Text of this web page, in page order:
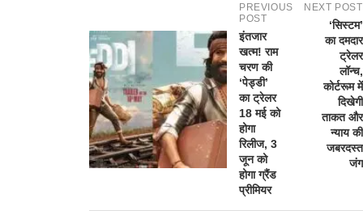
PREVIOUS
POST
इंतजार
खत्म! राम
चरण की
‘पेड्डी’
का ट्रेलर
18 मई को
होगा
रिलीज, 3
जून को
होगा ग्रैंड
प्रीमियर
NEXT POST
‘सिस्टम’
का दमदार
ट्रेलर
लॉन्च,
कोर्टरूम में
दिखेगी
ताकत और
न्याय की
जबरदस्त
जंग